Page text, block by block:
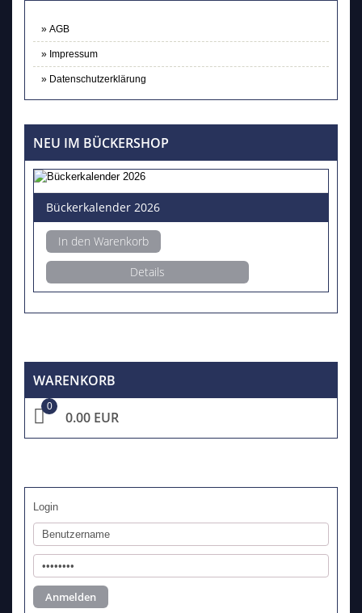
AGB
Impressum
Datenschutzerklärung
NEU IM BÜCKERSHOP
Bückerkalender 2026
In den Warenkorb
Details
WARENKORB
0
0.00 EUR
Login